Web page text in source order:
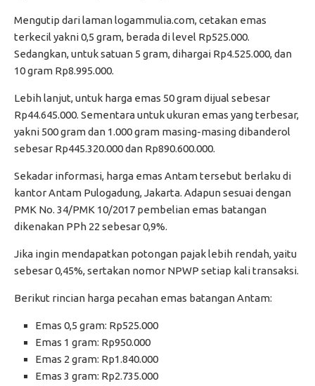
Mengutip dari laman logammulia.com, cetakan emas
terkecil yakni 0,5 gram, berada di level Rp525.000.
Sedangkan, untuk satuan 5 gram, dihargai Rp4.525.000, dan
10 gram Rp8.995.000.
Lebih lanjut, untuk harga emas 50 gram dijual sebesar
Rp44.645.000. Sementara untuk ukuran emas yang terbesar,
yakni 500 gram dan 1.000 gram masing-masing dibanderol
sebesar Rp445.320.000 dan Rp890.600.000.
Sekadar informasi, harga emas Antam tersebut berlaku di
kantor Antam Pulogadung, Jakarta. Adapun sesuai dengan
PMK No. 34/PMK 10/2017 pembelian emas batangan
dikenakan PPh 22 sebesar 0,9%.
Jika ingin mendapatkan potongan pajak lebih rendah, yaitu
sebesar 0,45%, sertakan nomor NPWP setiap kali transaksi.
Berikut rincian harga pecahan emas batangan Antam:
Emas 0,5 gram: Rp525.000
Emas 1 gram: Rp950.000
Emas 2 gram: Rp1.840.000
Emas 3 gram: Rp2.735.000